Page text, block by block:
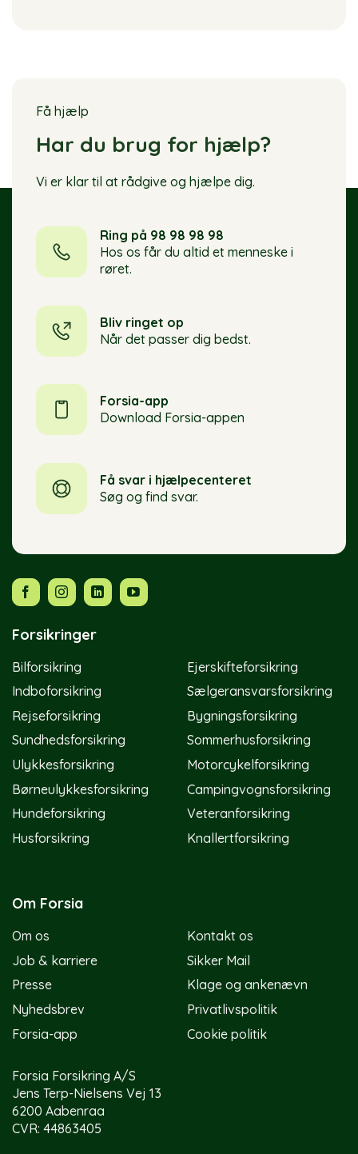
Få hjælp
Har du brug for hjælp?
Vi er klar til at rådgive og hjælpe dig.
Ring på 98 98 98 98
Hos os får du altid et menneske i
røret.
Bliv ringet op
Når det passer dig bedst.
Forsia-app
Download Forsia-appen
Få svar i hjælpecenteret
Søg og find svar.
Forsikringer
Bilforsikring
Indboforsikring
Rejseforsikring
Sundhedsforsikring
Ulykkesforsikring
Børneulykkesforsikring
Hundeforsikring
Husforsikring
Ejerskifteforsikring
Sælgeransvarsforsikring
Bygningsforsikring
Sommerhusforsikring
Motorcykelforsikring
Campingvognsforsikring
Veteranforsikring
Knallertforsikring
Om Forsia
Om os
Job & karriere
Presse
Nyhedsbrev
Forsia-app
Kontakt os
Sikker Mail
Klage og ankenævn
Privatlivspolitik
Cookie politik
Forsia Forsikring A/S
Jens Terp-Nielsens Vej 13
6200 Aabenraa
CVR: 44863405